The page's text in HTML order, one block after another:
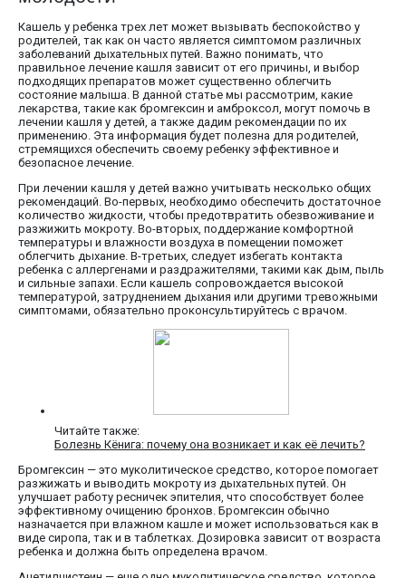
Кашель у ребенка трех лет может вызывать беспокойство у
родителей, так как он часто является симптомом различных
заболеваний дыхательных путей. Важно понимать, что
правильное лечение кашля зависит от его причины, и выбор
подходящих препаратов может существенно облегчить
состояние малыша. В данной статье мы рассмотрим, какие
лекарства, такие как бромгексин и амброксол, могут помочь в
лечении кашля у детей, а также дадим рекомендации по их
применению. Эта информация будет полезна для родителей,
стремящихся обеспечить своему ребенку эффективное и
безопасное лечение.
При лечении кашля у детей важно учитывать несколько общих
рекомендаций. Во-первых, необходимо обеспечить достаточное
количество жидкости, чтобы предотвратить обезвоживание и
разжижить мокроту. Во-вторых, поддержание комфортной
температуры и влажности воздуха в помещении поможет
облегчить дыхание. В-третьих, следует избегать контакта
ребенка с аллергенами и раздражителями, такими как дым, пыль
и сильные запахи. Если кашель сопровождается высокой
температурой, затруднением дыхания или другими тревожными
симптомами, обязательно проконсультируйтесь с врачом.
Читайте также:
Болезнь Кёнига: почему она возникает и как её лечить?
Бромгексин — это муколитическое средство, которое помогает
разжижать и выводить мокроту из дыхательных путей. Он
улучшает работу ресничек эпителия, что способствует более
эффективному очищению бронхов. Бромгексин обычно
назначается при влажном кашле и может использоваться как в
виде сиропа, так и в таблетках. Дозировка зависит от возраста
ребенка и должна быть определена врачом.